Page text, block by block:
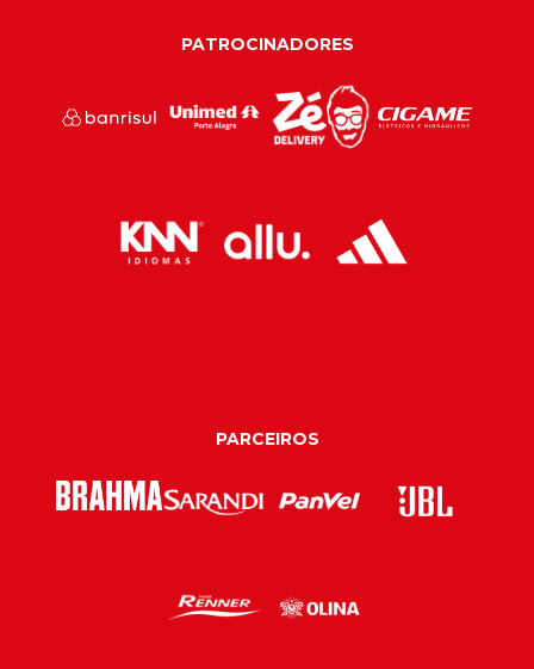
PATROCINADORES
PARCEIROS